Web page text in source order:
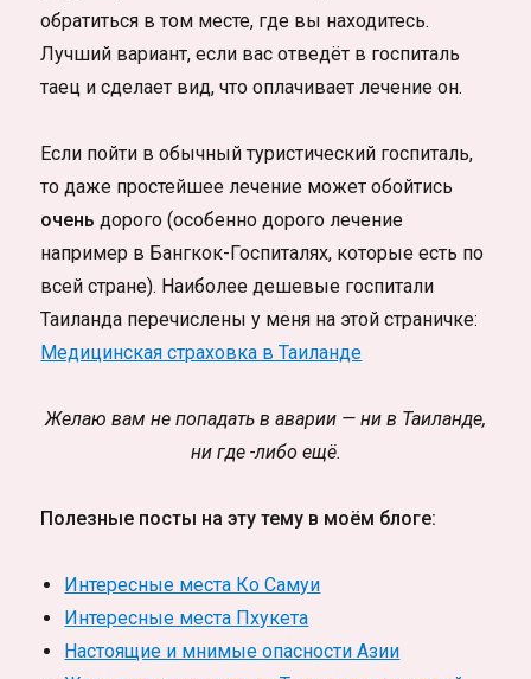
обратиться в том месте, где вы находитесь.
Лучший вариант, если вас отведёт в госпиталь
таец и сделает вид, что оплачивает лечение он.
Если пойти в обычный туристический госпиталь,
то даже простейшее лечение может обойтись
очень дорого (особенно дорого лечение
например в Бангкок-Госпиталях, которые есть по
всей стране). Наиболее дешевые госпитали
Таиланда перечислены у меня на этой страничке:
Медицинская страховка в Таиланде
Желаю вам не попадать в аварии — ни в Таиланде,
ни где -либо ещё.
Полезные посты на эту тему в моём блоге:
Интересные места Ко Самуи
Интересные места Пхукета
Настоящие и мнимые опасности Азии